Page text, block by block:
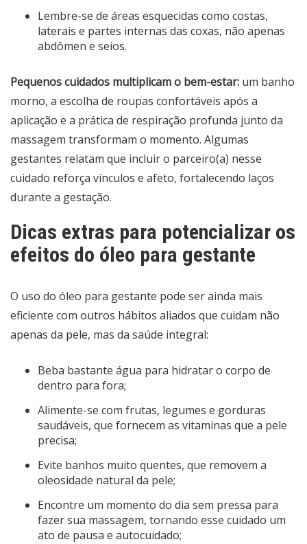
Lembre-se de áreas esquecidas como costas,
laterais e partes internas das coxas, não apenas
abdômen e seios.
Pequenos cuidados multiplicam o bem-estar: um banho
morno, a escolha de roupas confortáveis após a
aplicação e a prática de respiração profunda junto da
massagem transformam o momento. Algumas
gestantes relatam que incluir o parceiro(a) nesse
cuidado reforça vínculos e afeto, fortalecendo laços
durante a gestação.
Dicas extras para potencializar os
efeitos do óleo para gestante
O uso do óleo para gestante pode ser ainda mais
eficiente com outros hábitos aliados que cuidam não
apenas da pele, mas da saúde integral:
Beba bastante água para hidratar o corpo de
dentro para fora;
Alimente-se com frutas, legumes e gorduras
saudáveis, que fornecem as vitaminas que a pele
precisa;
Evite banhos muito quentes, que removem a
oleosidade natural da pele;
Encontre um momento do dia sem pressa para
fazer sua massagem, tornando esse cuidado um
ato de pausa e autocuidado;